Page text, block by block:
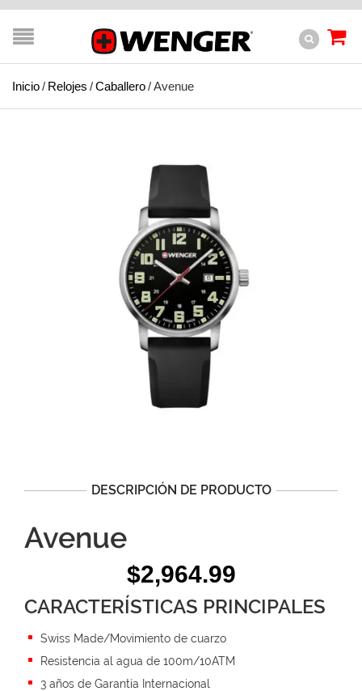
Inicio/ Relojes /Caballero/Avenue
DESCRIPCIÓN DE PRODUCTO
Avenue
$2,964.99
CARACTERÍSTICAS PRINCIPALES
Swiss Made/Movimiento de cuarzo
Resistencia al agua de 100m/10ATM
3 años de Garantía Internacional